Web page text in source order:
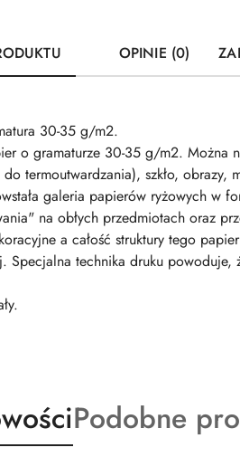
OPINIE (0)
30-35 g/m2.
o gramaturze 30-35 g/m2.
termoutwardzania), szkło,
galeria papierów ryżowych w
na obłych przedmiotach oraz
a całość struktury tego
Specjalna technika druku
Produkty
o
Podobne